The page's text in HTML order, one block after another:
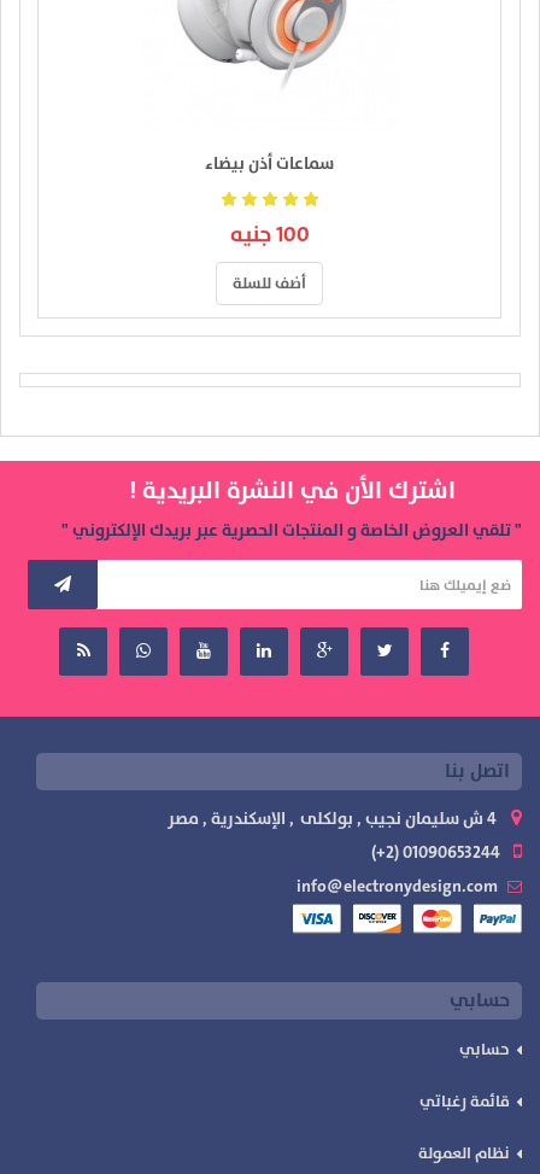
سماعات أذن بيضاء
100 جنيه
أضف للسلة
اشترك الأن في النشرة البريدية !
" تلقي العروض الخاصة و المنتجات الحصرية عبر بريدك الإلكتروني "
اتصل بنا
info@electronydesign.com
حسابي
حسابي
قائمة رغباتي
نظام العمولة